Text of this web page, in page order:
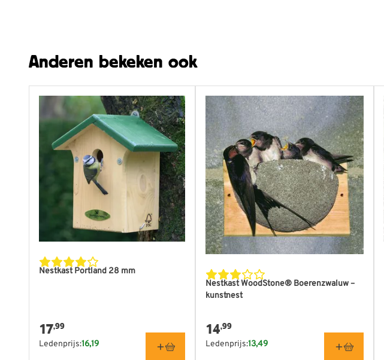
Anderen bekeken ook
Nestkast Portland 28 mm
17,99
Ledenprijs:16,19
Nestkast WoodStone® Boerenzwaluw –
kunstnest
14,99
Ledenprijs:13,49